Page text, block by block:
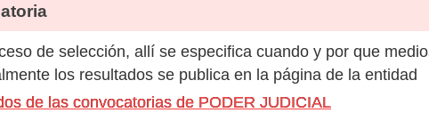
de selección, allí se especifica cuando y por que
los resultados se publica en la página de la entidad
de las convocatorias de PODER JUDICIAL